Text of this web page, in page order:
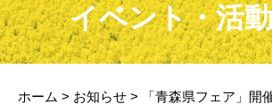
イベント・活
ホーム > お知らせ >
「青森県フェア」開